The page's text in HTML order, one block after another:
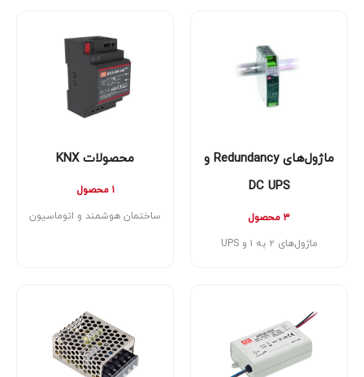
ماژول‌های Redundancy و
DC UPS
۳ محصول
ماژول‌های ۲ به ۱ و UPS
محصولات KNX
۱ محصول
ساختمان هوشمند و اتوماسیون